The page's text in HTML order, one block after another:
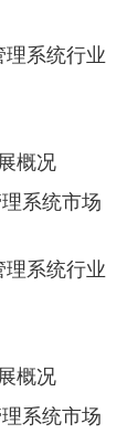
系统行业
概况
系统市场
系统行业
概况
系统市场